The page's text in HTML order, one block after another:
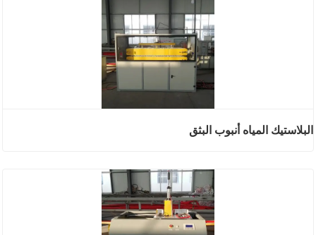
البلاستيك المياه أنبوب البثق